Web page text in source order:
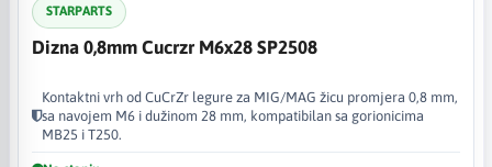
STARPARTS
Dizna 0,8mm Cucrzr M6x28 SP2508
Kontaktni vrh od CuCrZr legure za MIG/MAG žicu promjera 0,8 mm,
sa navojem M6 i dužinom 28 mm, kompatibilan sa gorionicima
MB25 i T250.